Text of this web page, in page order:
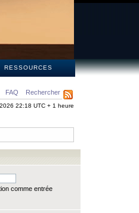
RESSOURCES
FAQ Rechercher
22:18 UTC + 1 heure
comme entrée